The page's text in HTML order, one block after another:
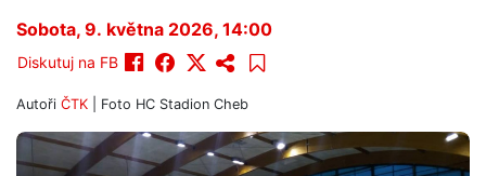
Sobota, 9. května 2026, 14:00
Diskutuj na FB
Autoři ČTK | Foto HC Stadion Cheb